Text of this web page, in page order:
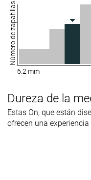
Número de zapatillas
6.2 mm
Dureza de la
Estas On, que están
ofrecen una